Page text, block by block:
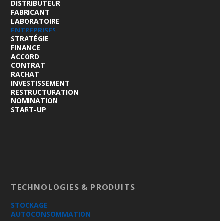
DISTRIBUTEUR
FABRICANT
LABORATOIRE
ENTREPRISES
STRATÉGIE
FINANCE
ACCORD
CONTRAT
RACHAT
INVESTISSEMENT
RESTRUCTURATION
NOMINATION
START-UP
TECHNOLOGIES & PRODUITS
STOCKAGE
AUTOCONSOMMATION